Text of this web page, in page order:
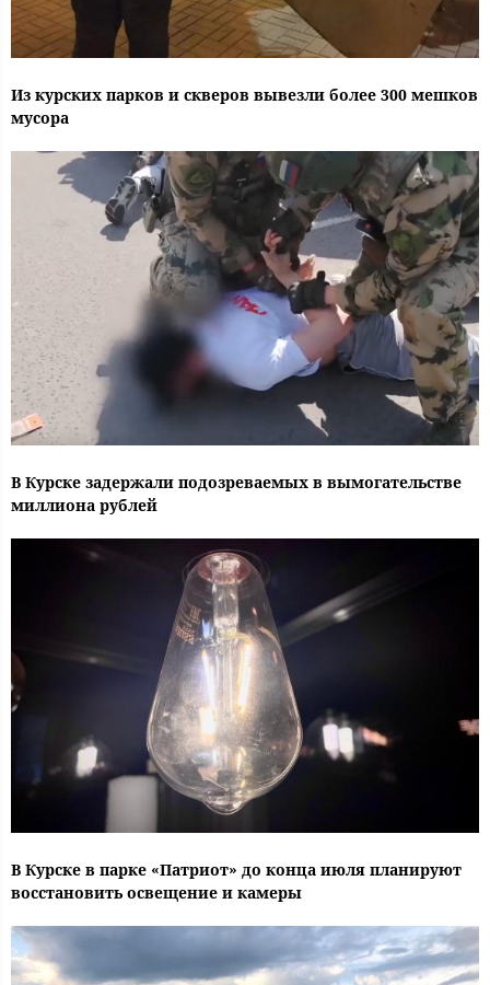
Из курских парков и скверов вывезли более 300 мешков
мусора
В Курске задержали подозреваемых в вымогательстве
миллиона рублей
В Курске в парке «Патриот» до конца июля планируют
восстановить освещение и камеры